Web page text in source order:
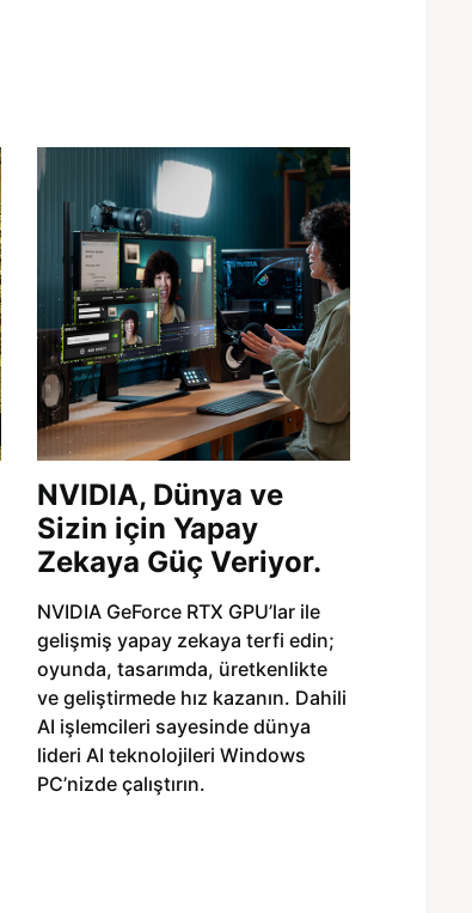
NVIDIA, Dünya ve
Sizin için Yapay
Zekaya Güç Veriyor.
NVIDIA GeForce RTX GPU’lar ile
gelişmiş yapay zekaya terfi edin;
oyunda, tasarımda, üretkenlikte
ve geliştirmede hız kazanın. Dahili
AI işlemcileri sayesinde dünya
lideri AI teknolojileri Windows
PC’nizde çalıştırın.